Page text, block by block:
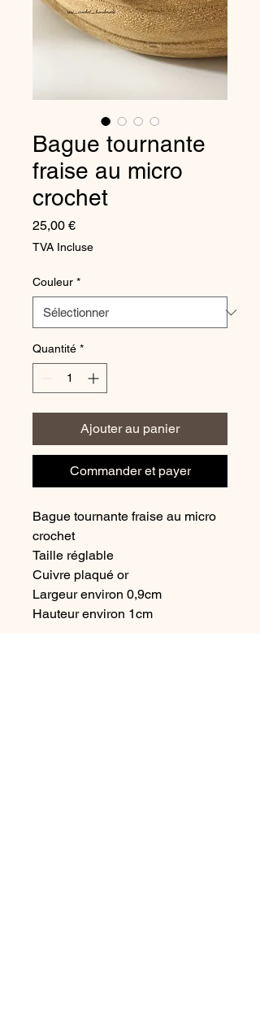
Bague tournante
fraise au micro
crochet
25,00 €Prix
TVA Incluse
Couleur *
Quantité *
Ajouter au panier
Commander et payer
Bague tournante fraise au micro
crochet
Taille réglable
Cuivre plaqué or
Largeur environ 0,9cm
Hauteur environ 1cm